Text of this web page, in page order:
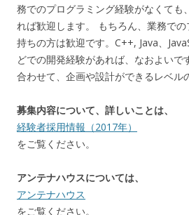
務でのプログラミング経験がなくても
れば歓迎します。 もちろん、業務で
持ちの方は歓迎です。C++, Java、
どでの開発経験があれば、なおよいで
合わせて、企画や設計ができるレベル
募集内容について、詳しいことは、
経験者採用情報（2017年）
をご覧ください。
アンテナハウスについては、
アンテナハウス
をご覧ください。